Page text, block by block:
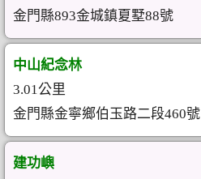
金門縣893金城鎮夏墅88號
中山紀念林
3.01公里
金門縣金寧鄉伯玉路二段460號
建功嶼